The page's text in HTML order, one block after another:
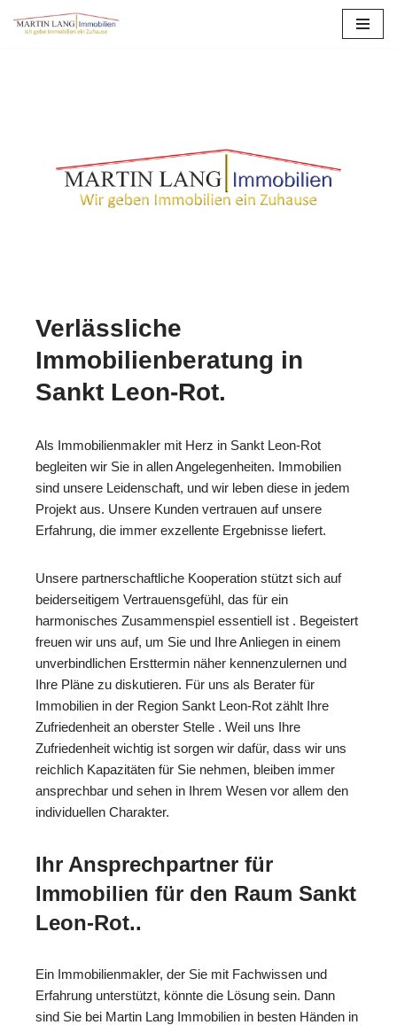
Verlässliche
Immobilienberatung in
Sankt Leon-Rot.
Als Immobilienmakler mit Herz in Sankt Leon-Rot
begleiten wir Sie in allen Angelegenheiten. Immobilien
sind unsere Leidenschaft, und wir leben diese in jedem
Projekt aus. Unsere Kunden vertrauen auf unsere
Erfahrung, die immer exzellente Ergebnisse liefert.
Unsere partnerschaftliche Kooperation stützt sich auf
beiderseitigem Vertrauensgefühl, das für ein
harmonisches Zusammenspiel essentiell ist . Begeistert
freuen wir uns auf, um Sie und Ihre Anliegen in einem
unverbindlichen Ersttermin näher kennenzulernen und
Ihre Pläne zu diskutieren. Für uns als Berater für
Immobilien in der Region Sankt Leon-Rot zählt Ihre
Zufriedenheit an oberster Stelle . Weil uns Ihre
Zufriedenheit wichtig ist sorgen wir dafür, dass wir uns
reichlich Kapazitäten für Sie nehmen, bleiben immer
ansprechbar und sehen in Ihrem Wesen vor allem den
individuellen Charakter.
Ihr Ansprechpartner für
Immobilien für den Raum Sankt
Leon-Rot..
Ein Immobilienmakler, der Sie mit Fachwissen und
Erfahrung unterstützt, könnte die Lösung sein. Dann
sind Sie bei Martin Lang Immobilien in besten Händen in